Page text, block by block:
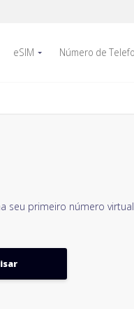
eSIM Número de
seu primeiro número